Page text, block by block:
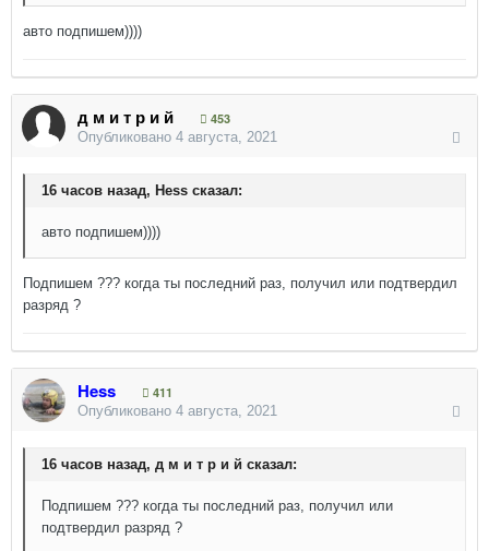
авто подпишем))))
д м и т р и й
453
Опубликовано 4 августа, 2021
16 часов назад, Hess сказал:
авто подпишем))))
Подпишем ??? когда ты последний раз, получил или подтвердил
разряд ?
Hess
411
Опубликовано 4 августа, 2021
16 часов назад, д м и т р и й сказал:
Подпишем ??? когда ты последний раз, получил или
подтвердил разряд ?